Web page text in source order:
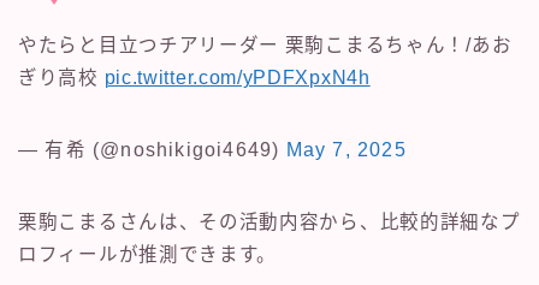
やたらと目立つチアリーダー 栗駒こまるちゃん！/あお
ぎり高校 pic.twitter.com/yPDFXpxN4h
— 有希 (@noshikigoi4649) May 7, 2025
栗駒こまるさんは、その活動内容から、比較的詳細なプ
ロフィールが推測できます。